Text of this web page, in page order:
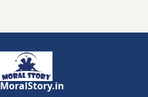
MoralStory.in